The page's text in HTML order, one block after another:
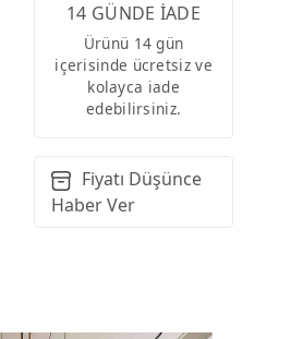
14 GÜNDE İADE
Ürünü 14 gün
içerisinde ücretsiz ve
kolayca iade
edebilirsiniz.
Fiyatı Düşünce
Haber Ver